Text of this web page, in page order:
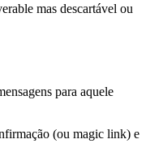
mas descartável ou
para aquele
(ou magic link) e